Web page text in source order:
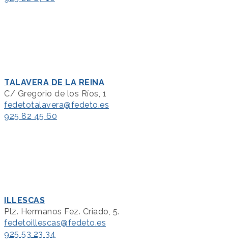
TALAVERA DE LA REINA
C/ Gregorio de los Ríos, 1
fedetotalavera@fedeto.es
925 82 45 60
ILLESCAS
Plz. Hermanos Fez. Criado, 5.
fedetoillescas@fedeto.es
925 53 23 34